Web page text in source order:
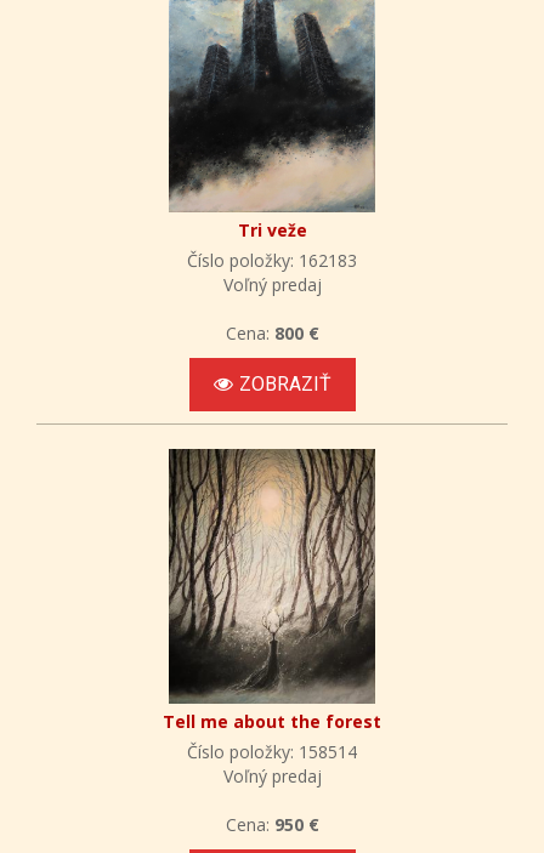
Tri veže
Číslo položky: 162183
Voľný predaj
Cena: 800 €
ZOBRAZIŤ
Tell me about the forest
Číslo položky: 158514
Voľný predaj
Cena: 950 €